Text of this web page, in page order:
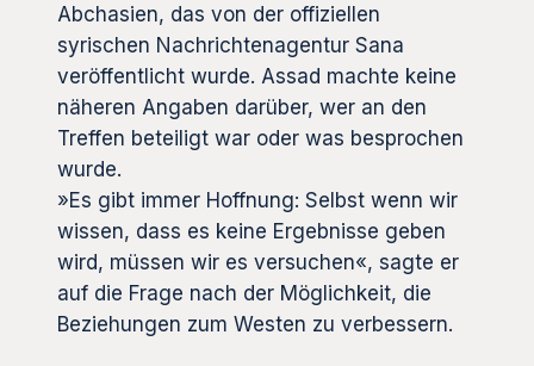
Abchasien, das von der offiziellen
syrischen Nachrichtenagentur Sana
veröffentlicht wurde. Assad machte keine
näheren Angaben darüber, wer an den
Treffen beteiligt war oder was besprochen
wurde.
»Es gibt immer Hoffnung: Selbst wenn wir
wissen, dass es keine Ergebnisse geben
wird, müssen wir es versuchen«, sagte er
auf die Frage nach der Möglichkeit, die
Beziehungen zum Westen zu verbessern.